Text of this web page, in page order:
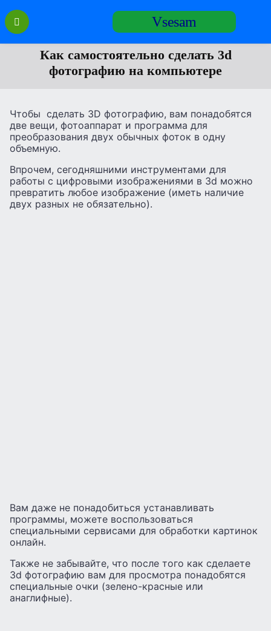
Перейти
содержанию
Vsesam
Как самостоятельно сделать 3d
фотографию на компьютере
Чтобы сделать 3D фотографию, вам понадобятся
две вещи, фотоаппарат и программа для
преобразования двух обычных фоток в одну
объемную.
Впрочем, сегодняшними инструментами для
работы с цифровыми изображениями в 3d можно
превратить любое изображение (иметь наличие
двух разных не обязательно).
Вам даже не понадобиться устанавливать
программы, можете воспользоваться
специальными сервисами для обработки картинок
онлайн.
Также не забывайте, что после того как сделаете
3d фотографию вам для просмотра понадобятся
специальные очки (зелено-красные или
анаглифные).